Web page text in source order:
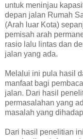
untuk meninjau
depan jalan Rumah
(Arah luar Kota)
pemisah arah
rasio lalu lintas dan
jalan yang ada.
Melalui ini pula hasil
manfaat bagi
jalan. Dari hasil
permasalahan yang
masalah yang
Dari hasil penelitian